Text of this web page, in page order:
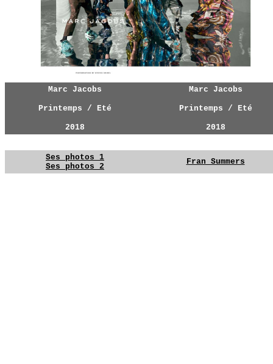
Marc Jacobs
Printemps / Eté
2018
Marc Jacobs
Printemps / Eté
2018
Ses photos 1
Ses photos 2
Fran Summers